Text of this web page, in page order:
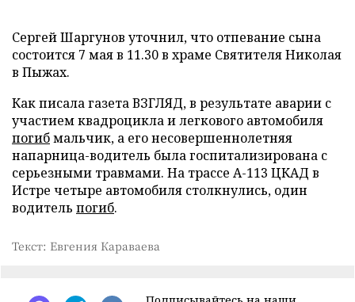
Сергей Шаргунов уточнил, что отпевание сына
состоится 7 мая в 11.30 в храме Святителя Николая
в Пыжах.
Как писала газета ВЗГЛЯД, в результате аварии с
участием квадроцикла и легкового автомобиля
погибмальчик, а его несовершеннолетняя
напарница-водитель была госпитализирована с
серьезными травмами. На трассе А-113 ЦКАД в
Истре четыре автомобиля столкнулись, один
водитель погиб.
Текст: Евгения Караваева